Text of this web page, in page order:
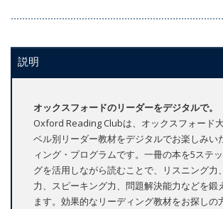
説明
オックスフォードのリーダーをデジタルで。
Oxford Reading Clubは、オックスフォード
ベル別リーダー教材をデジタルでお楽しみい
ィング・プログラムです。一冊の本を5ステ
グを活用しながら読むことで、リスニング力
力、スピーキング力、問題解決能力などを鍛
ます。効果的なリーディング教材をお探しの